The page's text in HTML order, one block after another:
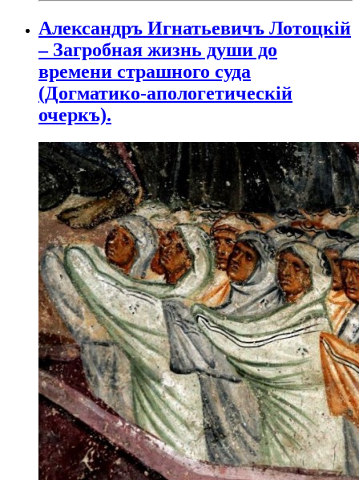
Александръ Игнатьевичъ Лотоцкій
– Загробная жизнь души до
времени страшного суда
(Догматико-апологетическій
очеркъ).